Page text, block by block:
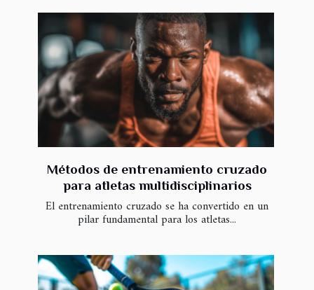
Métodos de entrenamiento cruzado
para atletas multidisciplinarios
El entrenamiento cruzado se ha convertido en un
pilar fundamental para los atletas...